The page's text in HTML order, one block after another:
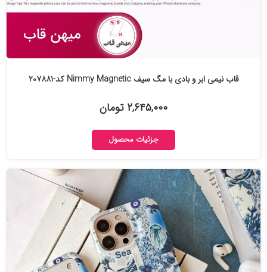
قاب نیمی ابر و بادی با مگ سیف Nimmy Magnetic کد-۲۰۷۸۸۱
۲,۶۴۵,۰۰۰ تومان
جزئیات محصول